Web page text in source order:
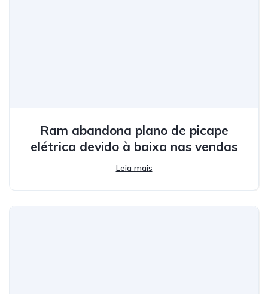
Ram abandona plano de picape
elétrica devido à baixa nas vendas
Leia mais